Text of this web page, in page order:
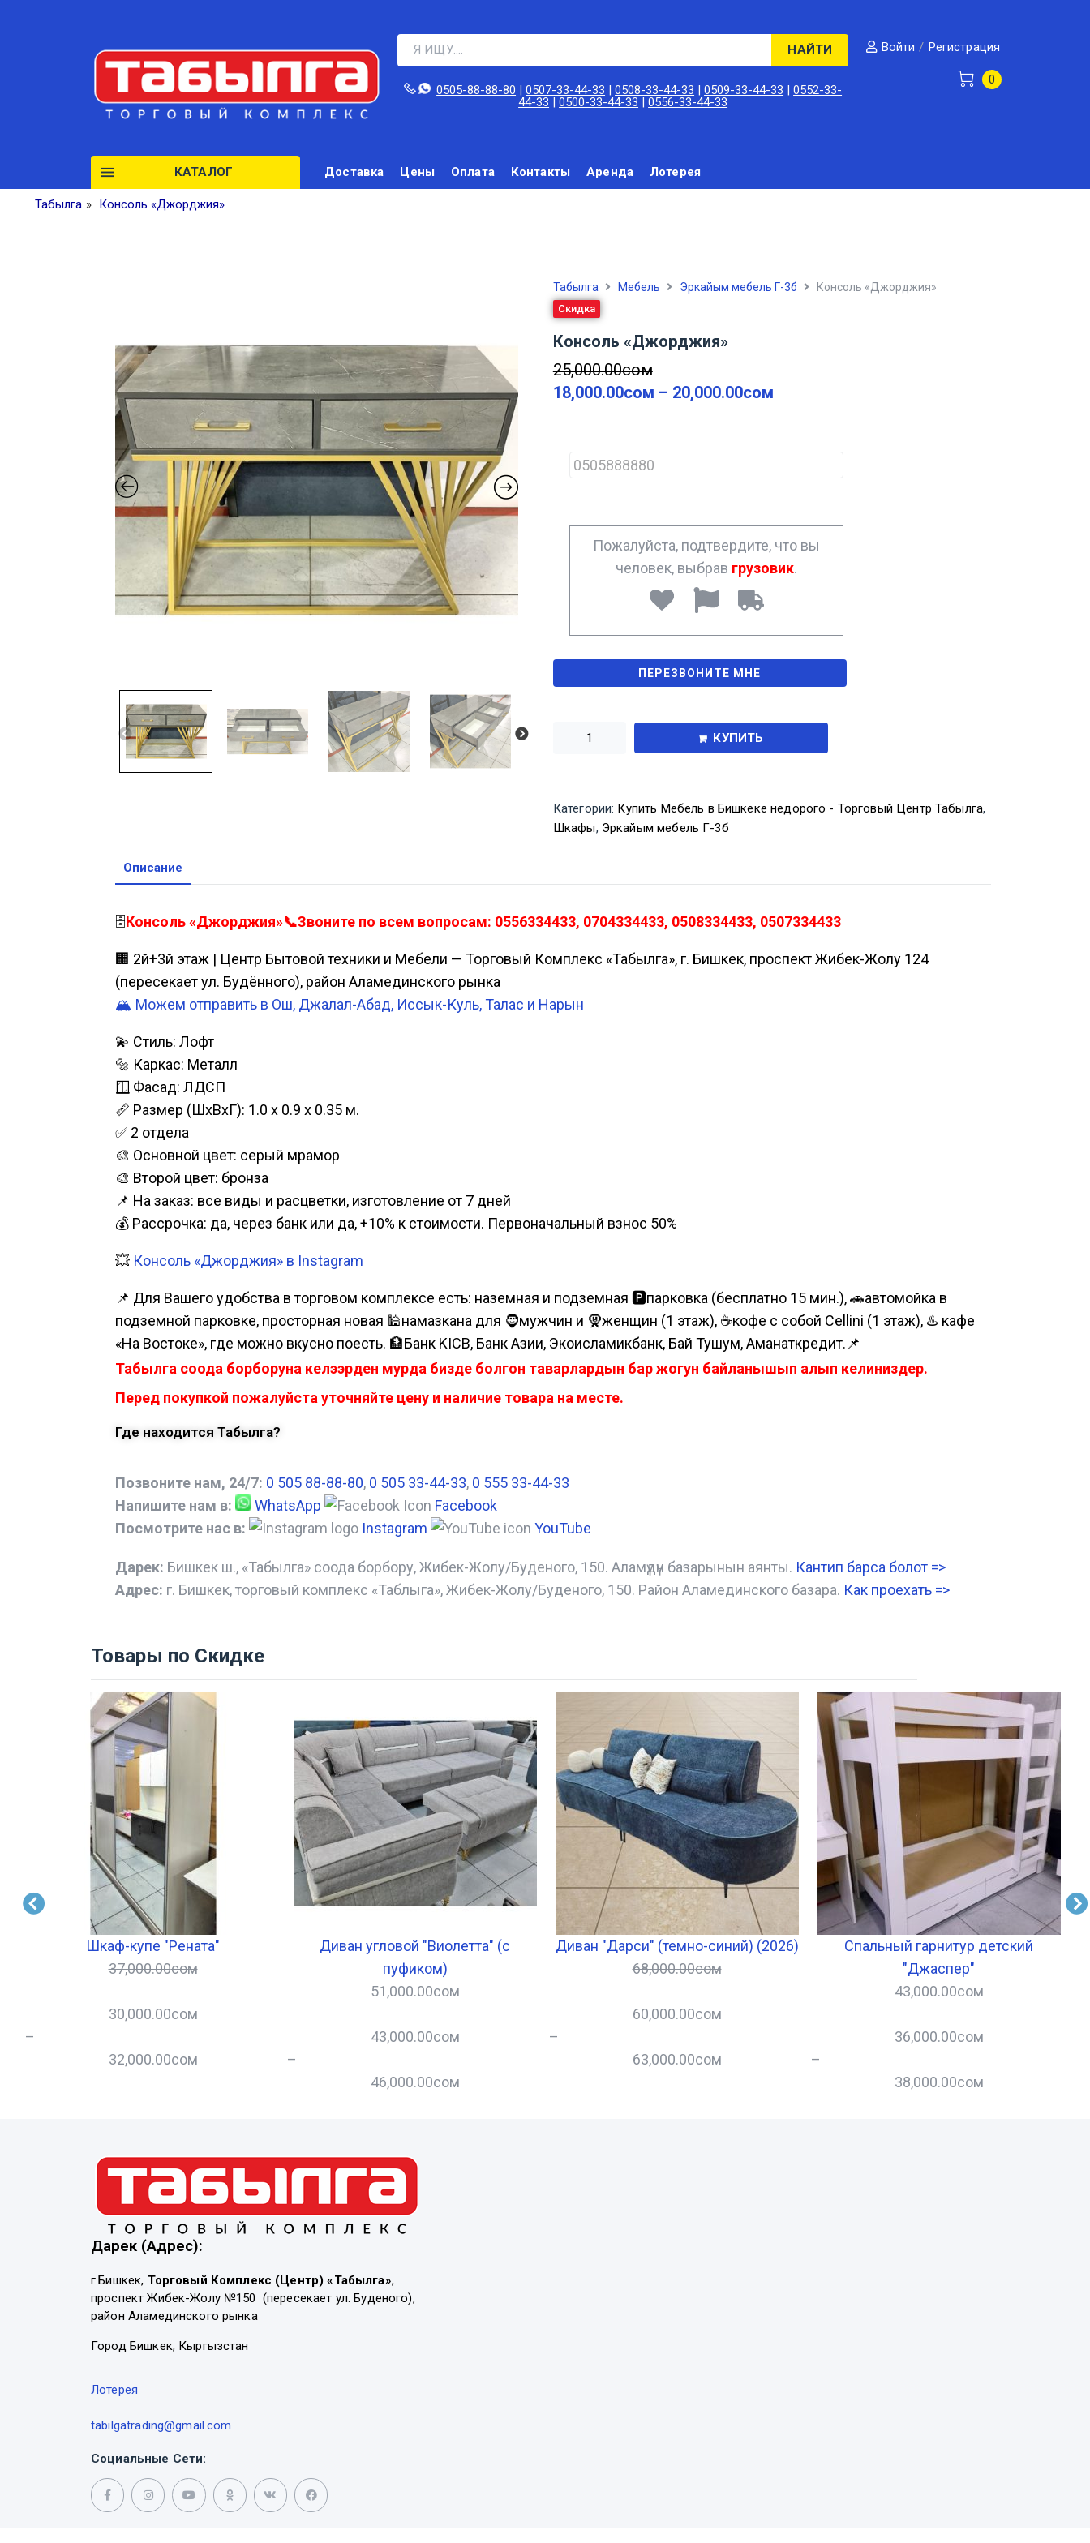
НАЙТИ
0505-88-88-80‬ |0507-33-44-33 |0508-33-44-33 |0509-33-44-33 |0552-33-
44-33 |0500-33-44-33 |0556-33-44-33
Войти / Регистрация
0
КАТАЛОГ Доставка Цены Оплата Контакты Аренда Лотерея
Табылга » Консоль «Джорджия»
Табылга Мебель Эркайым мебель Г-3б Консоль «Джорджия»
Скидка
Консоль «Джорджия»
25,000.00сом
18,000.00сом – 20,000.00сом
h
Пожалуйста, подтвердите, что вы
человек, выбрав грузовик.
КУПИТЬ
Категории: Купить Мебель в Бишкеке недорого - Торговый Центр Табылга,
Шкафы, Эркайым мебель Г-3б
Описание
🗄️Консоль «Джорджия»📞Звоните по всем вопросам: 0556334433, 0704334433, 0508334433, 0507334433
🏢 2й+3й этаж | Центр Бытовой техники и Мебели — Торговый Комплекс «Табылга», г. Бишкек, проспект Жибек-Жолу 124
(пересекает ул. Будённого), район Аламединского рынка
🏔️ Можем отправить в Ош, Джалал-Абад, Иссык-Куль, Талас и Нарын
💫 Стиль: Лофт
🔩 Каркас: Металл
🪟 Фасад: ЛДСП
📏 Размер (ШхВхГ): 1.0 х 0.9 х 0.35 м.
✅ 2 отдела
🎨 Основной цвет: серый мрамор
🎨 Второй цвет: бронза
📌 На заказ: все виды и расцветки, изготовление от 7 дней
💰 Рассрочка: да, через банк или да, +10% к стоимости. Первоначальный взнос 50%
💥 Консоль «Джорджия» в Instagram
📌 Для Вашего удобства в торговом комплексе есть: наземная и подземная 🅿парковка (бесплатно 15 мин.), 🚗автомойка в
подземной парковке, просторная новая 🕌намазкана для 🧔мужчин и 🧕женщин (1 этаж), ☕кофе с собой Cellini (1 этаж), ♨️ кафе
«На Востоке», где можно вкусно поесть. 🏦Банк KICB, Банк Азии, Экоисламикбанк, Бай Тушум, Аманаткредит.📌
Табылга соода борборуна келээрден мурда бизде болгон таварлардын бар жогун байланышып алып келиниздер.
Перед покупкой пожалуйста уточняйте цену и наличие товара на месте.
Где находится Табылга?
Позвоните нам, 24/7: 0 505 88-88-80, 0 505 33-44-33, 0 555 33-44-33
Напишите нам в:
WhatsApp
Facebook
Посмотрите нас в:
Instagram YouTube
Дарек: Бишкек ш., «Табылга» соода борбору, Жибек-Жолу/Буденого, 150. Аламүдүн базарынын аянты. Кантип барса болот =>
Адрес: г. Бишкек, торговый комплекс «Таблыга», Жибек-Жолу/Буденого, 150. Район Аламединского базара. Как проехать =>
Товары по Скидке
Шкаф-купе "Рената"
37,000.00сом
30,000.00сом
–
32,000.00сом
Диван угловой "Виолетта" (с
пуфиком)
51,000.00сом
43,000.00сом
–
46,000.00сом
Диван "Дарси" (темно-синий) (2026)
68,000.00сом
60,000.00сом
–
63,000.00сом
Спальный гарнитур детский
"Джаспер"
43,000.00сом
36,000.00сом
–
38,000.00сом
Дарек (Адрес):
г.Бишкек, Торговый Комплекс (Центр) «Табылга»,
проспект Жибек-Жолу №150 (пересекает ул. Буденого),
район Аламединского рынка
Город Бишкек, Кыргызстан
Лотерея
tabilgatrading@gmail.com
Социальные Сети: